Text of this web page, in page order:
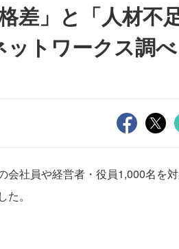
差」と「人材不
トワークス調べ
社員や経営者・役員1,000名を
。